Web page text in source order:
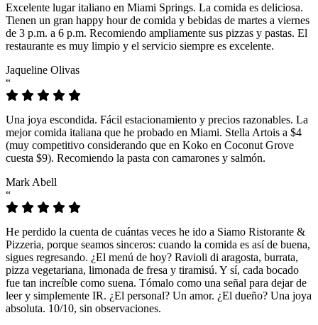
Excelente lugar italiano en Miami Springs. La comida es deliciosa.
Tienen un gran happy hour de comida y bebidas de martes a viernes
de 3 p.m. a 6 p.m. Recomiendo ampliamente sus pizzas y pastas. El
restaurante es muy limpio y el servicio siempre es excelente.
Jaqueline Olivas
“
Una joya escondida. Fácil estacionamiento y precios razonables. La
mejor comida italiana que he probado en Miami. Stella Artois a $4
(muy competitivo considerando que en Koko en Coconut Grove
cuesta $9). Recomiendo la pasta con camarones y salmón.
Mark Abell
“
He perdido la cuenta de cuántas veces he ido a Siamo Ristorante &
Pizzeria, porque seamos sinceros: cuando la comida es así de buena,
sigues regresando. ¿El menú de hoy? Ravioli di aragosta, burrata,
pizza vegetariana, limonada de fresa y tiramisú. Y sí, cada bocado
fue tan increíble como suena. Tómalo como una señal para dejar de
leer y simplemente IR. ¿El personal? Un amor. ¿El dueño? Una joya
absoluta. 10/10, sin observaciones.